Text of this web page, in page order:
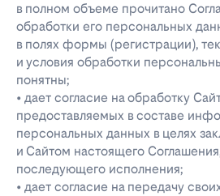
в полном объеме прочитано
обработки его персональных
в полях формы (регистрации),
и условия обработки
понятны;
• дает согласие на обработку
предоставляемых в составе
персональных данных в целях
и Сайтом настоящего
последующего исполнения;
• дает согласие на передачу